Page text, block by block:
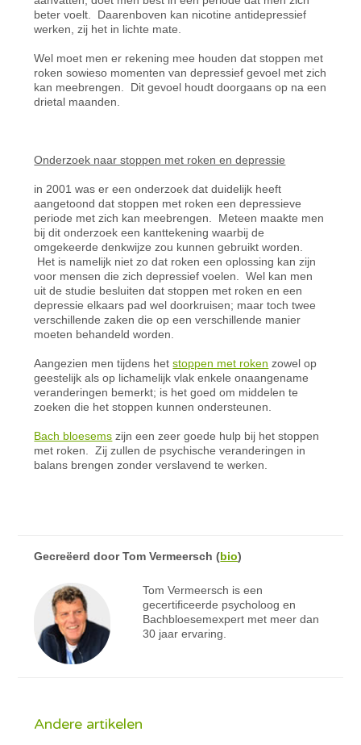
beter voelt. Daarenboven kan nicotine antidepressief
werken, zij het in lichte mate.
Wel moet men er rekening mee houden dat stoppen met
roken sowieso momenten van depressief gevoel met zich
kan meebrengen. Dit gevoel houdt doorgaans op na een
drietal maanden.
Onderzoek naar stoppen met roken en depressie
in 2001 was er een onderzoek dat duidelijk heeft
aangetoond dat stoppen met roken een depressieve
periode met zich kan meebrengen. Meteen maakte men
bij dit onderzoek een kanttekening waarbij de
omgekeerde denkwijze zou kunnen gebruikt worden.
Het is namelijk niet zo dat roken een oplossing kan zijn
voor mensen die zich depressief voelen. Wel kan men
uit de studie besluiten dat stoppen met roken en een
depressie elkaars pad wel doorkruisen; maar toch twee
verschillende zaken die op een verschillende manier
moeten behandeld worden.
Aangezien men tijdens hetstoppen met roken zowel op
geestelijk als op lichamelijk vlak enkele onaangename
veranderingen bemerkt; is het goed om middelen te
zoeken die het stoppen kunnen ondersteunen.
Bach bloesems zijn een zeer goede hulp bij het stoppen
met roken. Zij zullen de psychische veranderingen in
balans brengen zonder verslavend te werken.
Gecreëerd doorTom Vermeersch (bio)
Tom Vermeersch is een
gecertificeerde psycholoog en
Bachbloesemexpert met meer dan
30 jaar ervaring.
Andere artikelen